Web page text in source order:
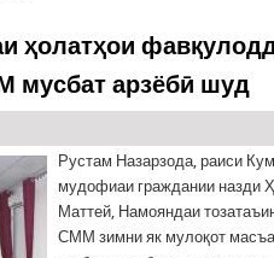
ҳолатҳои
мусбат арзёбӣ шуд
Рустам Назарзода, раиси
мудофиаи граждании назди
Маттей, Намояндаи
СММ зимни як мулоқот